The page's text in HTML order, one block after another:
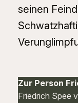
seinen
Zur Person
Friedrich Spee